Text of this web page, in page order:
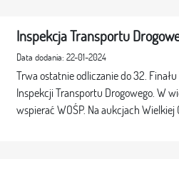
Inspekcja Transportu
Data dodania: 22-01-2024
Trwa ostatnie odliczanie do 32.
Inspekcji Transportu Drogowego. W
wspierać WOŚP. Na aukcjach Wielkiej